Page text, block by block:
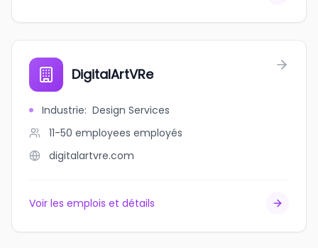
DigitalArtVRe
Industrie: Design Services
11-50 employees employés
digitalartvre.com
Voir les emplois et détails